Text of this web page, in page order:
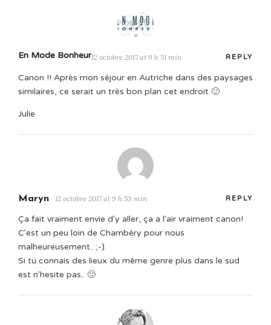
En Mode Bonheur12 octobre 2017 at 9 h 51 min REPLY
Canon !! Après mon séjour en Autriche dans des paysages
similaires, ce serait un très bon plan cet endroit 🙂
Julie
Maryn 12 octobre 2017 at 9 h 53 min REPLY
Ça fait vraiment envie d'y aller, ça a l'air vraiment canon!
C'est un peu loin de Chambéry pour nous
malheureusement.. ;-).
Si tu connais des lieux du même genre plus dans le sud
est n'hesite pas.. 🙂